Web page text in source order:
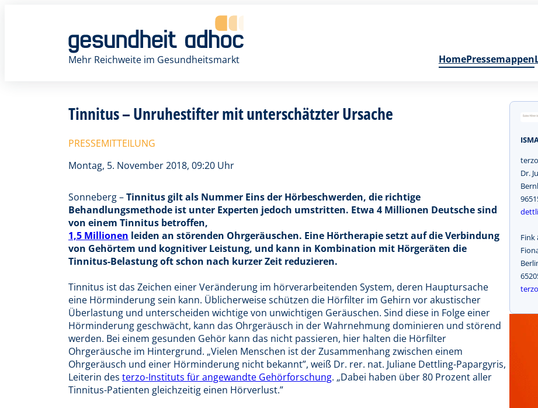
Mehr Reichweite im Gesundheitsmarkt
HomePressemappen
Tinnitus – Unruhestifter mit unterschätzter Ursache
PRESSEMITTEILUNG
Montag, 5. November 2018, 09:20 Uhr
Sonneberg –Tinnitus gilt als Nummer Eins der Hörbeschwerden, die richtige
Behandlungsmethode ist unter Experten jedoch umstritten. Etwa 4 Millionen Deutsche sind
von einem Tinnitus betroffen,
1,5 Millionen leiden an störenden Ohrgeräuschen. Eine Hörtherapie setzt auf die Verbindung
von Gehörtem und kognitiver Leistung, und kann in Kombination mit Hörgeräten die
Tinnitus-Belastung oft schon nach kurzer Zeit reduzieren.
Tinnitus ist das Zeichen einer Veränderung im hörverarbeitenden System, deren Hauptursache
eine Hörminderung sein kann. Üblicherweise schützen die Hörfilter im Gehirn vor akustischer
Überlastung und unterscheiden wichtige von unwichtigen Geräuschen. Sind diese in Folge einer
Hörminderung geschwächt, kann das Ohrgeräusch in der Wahrnehmung dominieren und störend
werden. Bei einem gesunden Gehör kann das nicht passieren, hier halten die Hörfilter
Ohrgeräusche im Hintergrund. „Vielen Menschen ist der Zusammenhang zwischen einem
Ohrgeräusch und einer Hörminderung nicht bekannt”, weiß Dr. rer. nat. Juliane Dettling-Papargyris,
Leiterin des terzo-Instituts für angewandte Gehörforschung. „Dabei haben über 80 Prozent aller
Tinnitus-Patienten gleichzeitig einen Hörverlust.”
Dr.
Fink